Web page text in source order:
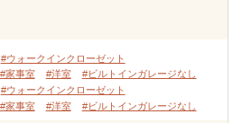
#ウォークインクローゼット
#家事室 #洋室
#ビルトインガレージなし
#ウォークインクローゼット
#家事室 #洋室 #ビルトインガレージなし